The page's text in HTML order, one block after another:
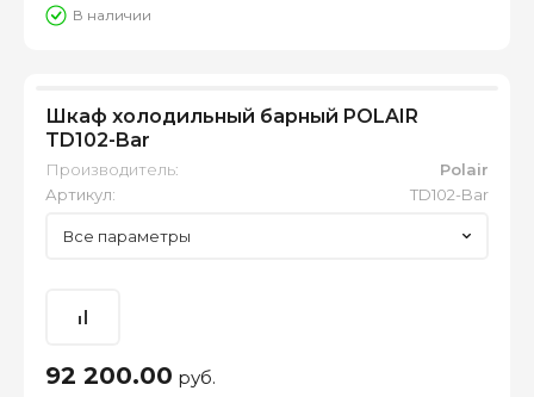
В наличии
Шкаф холодильный барный POLAIR
TD102-Bar
Производитель:
Polair
Артикул:
TD102-Bar
Все параметры
92 200.00 руб.